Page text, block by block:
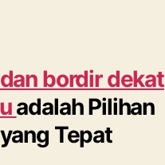
bordir dekat
adalah Pilihan
Tepat